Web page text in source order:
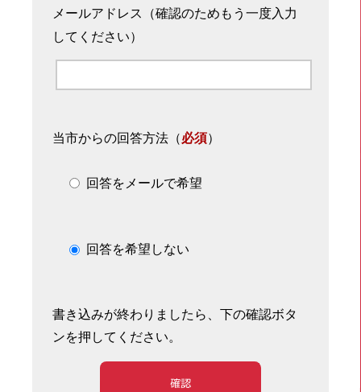
メールアドレス（確認のためもう一度入力
してください）
当市からの回答方法 （必須）
回答をメールで希望
回答を希望しない
書き込みが終わりましたら、下の確認ボタ
ンを押してください。
確認